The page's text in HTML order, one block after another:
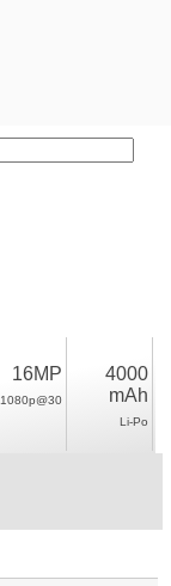
16MP
1080p@30
4000
mAh
Li-Po